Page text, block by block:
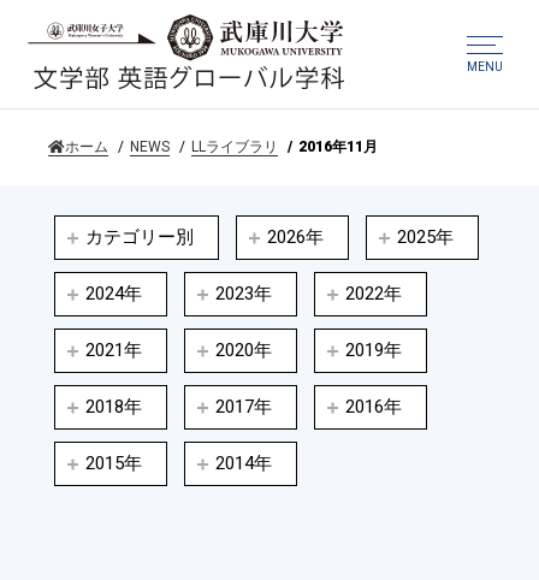
MENU
ホーム NEWS LLライブラリ 2016年11月
カテゴリー別 2026年 2025年
2024年 2023年 2022年
2021年 2020年 2019年
2018年 2017年 2016年
2015年 2014年